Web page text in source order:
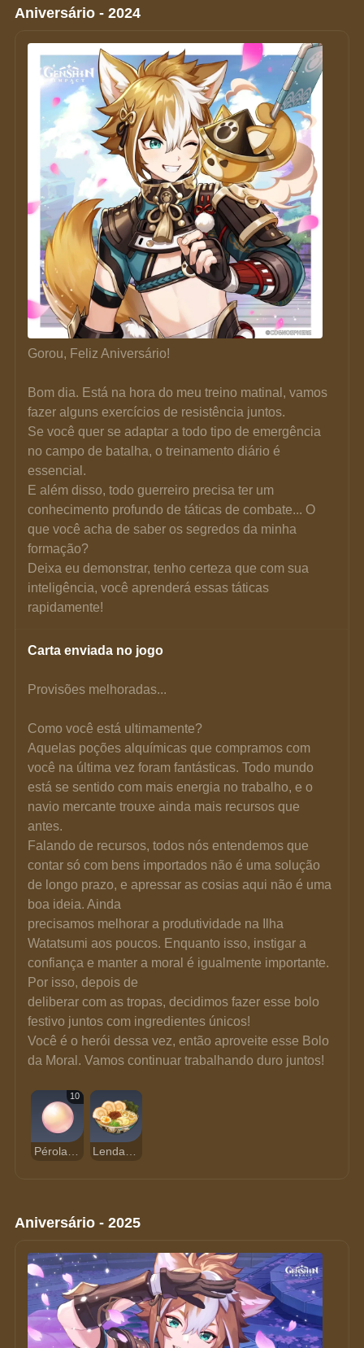
Aniversário - 2024
Gorou, Feliz Aniversário!
Bom dia. Está na hora do meu treino matinal, vamos
fazer alguns exercícios de resistência juntos.
Se você quer se adaptar a todo tipo de emergência
no campo de batalha, o treinamento diário é
essencial.
E além disso, todo guerreiro precisa ter um
conhecimento profundo de táticas de combate... O
que você acha de saber os segredos da minha
formação?
Deixa eu demonstrar, tenho certeza que com sua
inteligência, você aprenderá essas táticas
rapidamente!
Carta enviada no jogo
Provisões melhoradas...
Como você está ultimamente?
Aquelas poções alquímicas que compramos com
você na última vez foram fantásticas. Todo mundo
está se sentido com mais energia no trabalho, e o
navio mercante trouxe ainda mais recursos que
antes.
Falando de recursos, todos nós entendemos que
contar só com bens importados não é uma solução
de longo prazo, e apressar as cosias aqui não é uma
boa ideia. Ainda
precisamos melhorar a produtividade na Ilha
Watatsumi aos poucos. Enquanto isso, instigar a
confiança e manter a moral é igualmente importante.
Por isso, depois de
deliberar com as tropas, decidimos fazer esse bolo
festivo juntos com ingredientes únicos!
Você é o herói dessa vez, então aproveite esse Bolo
da Moral. Vamos continuar trabalhando duro juntos!
10
Aniversário - 2025